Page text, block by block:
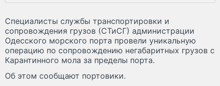
Специалисты службы транспортировки и
сопровождения грузов (СТиСГ) администрации
Одесского морского порта провели уникальную
операцию по сопровождению негабаритных грузов с
Карантинного мола за пределы порта.
Об этом сообщают портовики.